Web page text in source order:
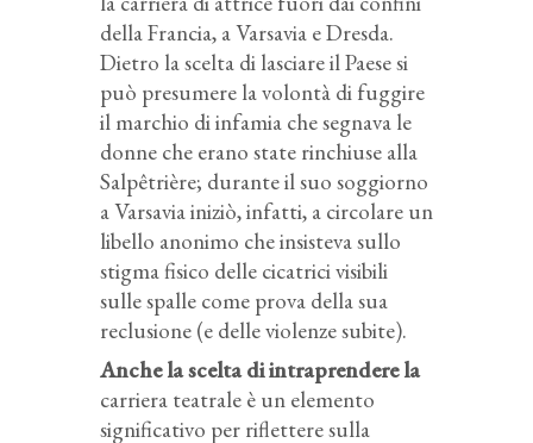
della Francia, a Varsavia e Dresda.
Dietro la scelta di lasciare il Paese si
può presumere la volontà di fuggire
il marchio di infamia che segnava le
donne che erano state rinchiuse alla
Salpêtrière; durante il suo soggiorno
a Varsavia iniziò, infatti, a circolare un
libello anonimo che insisteva sullo
stigma fisico delle cicatrici visibili
sulle spalle come prova della sua
reclusione (e delle violenze subite).
Anche la scelta di intraprendere la
carriera teatrale è un elemento
significativo per riflettere sulla